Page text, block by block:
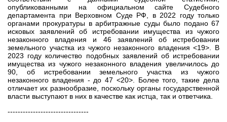
опубликованными на официальном сайте Судебного
департамента при Верховном Суде РФ, в 2022 году только
органами прокуратуры в арбитражные суды было подано 67
исковых заявлений об истребовании имущества из чужого
незаконного владения и 46 заявлений об истребовании
земельного участка из чужого незаконного владения <19>. В
2023 году количество подобных заявлений об истребовании
имущества из чужого незаконного владения увеличилось до
90, об истребовании земельного участка из чужого
незаконного владения - до 47 <20>. Более того, такие дела
отличает их разнообразие, поскольку органы государственной
власти выступают в них в качестве как истца, так и ответчика.
--------------------------------